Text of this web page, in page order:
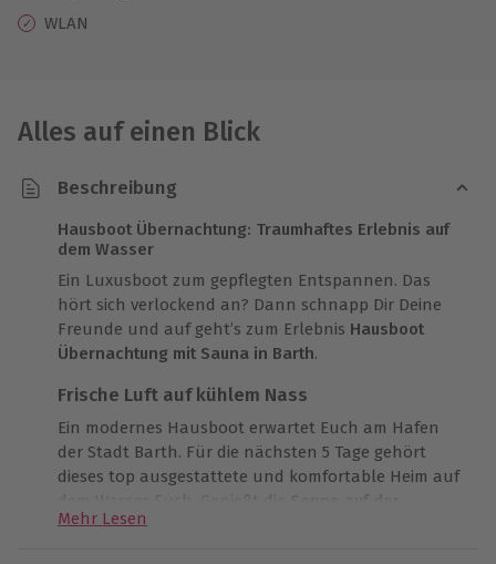
WLAN
Alles auf einen Blick
Beschreibung
Hausboot Übernachtung: Traumhaftes Erlebnis auf
dem Wasser
Ein Luxusboot zum gepflegten Entspannen. Das
hört sich verlockend an? Dann schnapp Dir Deine
Freunde und auf geht’s zum Erlebnis Hausboot
Übernachtung mit Sauna in Barth.
Frische Luft auf kühlem Nass
Ein modernes Hausboot erwartet Euch am Hafen
der Stadt Barth. Für die nächsten 5 Tage gehört
dieses top ausgestattete und komfortable Heim auf
dem Wasser Euch. Genießt die
Sonne auf der
Terrasseund lasst die Seele baumeln, während Ihr
Mehr Lesen